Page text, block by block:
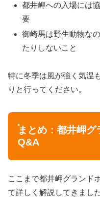
都井岬への入場には
要
御崎馬は野生動物な
たりしないこと
特に冬季は風が強く気温
りと行ってください。
まとめ：都井岬グ
Q&A
ここまで都井岬グランド
て詳しく解説してきまし